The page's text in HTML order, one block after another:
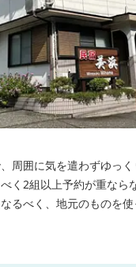
、周囲に気を遣わずゆっ
く2組以上予約が重なら
るべく、地元のものを
ご用意します。」オーナ
い。